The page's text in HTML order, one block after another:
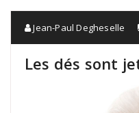
Jean-Paul Degheselle
Les dés sont